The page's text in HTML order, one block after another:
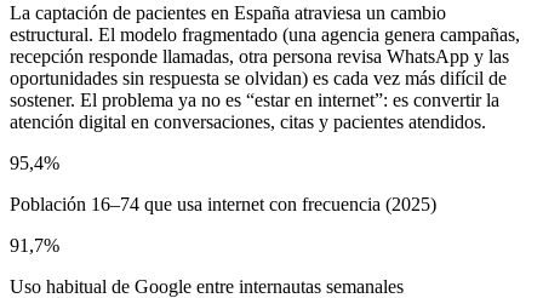
La captación de pacientes en España atraviesa un cambio
estructural. El modelo fragmentado (una agencia genera campañas,
recepción responde llamadas, otra persona revisa WhatsApp y las
oportunidades sin respuesta se olvidan) es cada vez más difícil de
sostener. El problema ya no es “estar en internet”: es convertir la
atención digital en conversaciones, citas y pacientes atendidos.
95,4%
Población 16–74 que usa internet con frecuencia (2025)
91,7%
Uso habitual de Google entre internautas semanales